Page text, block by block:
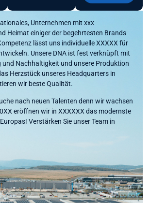
Unternehmen mit xxx
Heimat einiger der begehrtesten Brands
lässt uns individuelle XXXXX für
Unsere DNA ist fest verknüpft mit
Nachhaltigkeit und unsere Produktion
Herzstück unseres Headquarters in
wir beste Qualität.
nach neuen Talenten denn wir wachsen
eröffnen wir in XXXXXX das modernste
Verstärken Sie unser Team in